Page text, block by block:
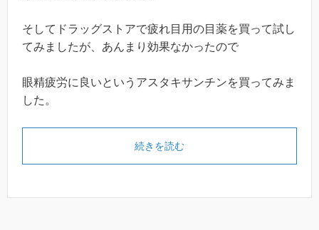
そしてドラッグストアで疲れ目用の目薬を買って試し
てみましたが、あんまり効果なかったので
眼精疲労に良いというアスタキサンチンを買ってみま
した。
続きを読む